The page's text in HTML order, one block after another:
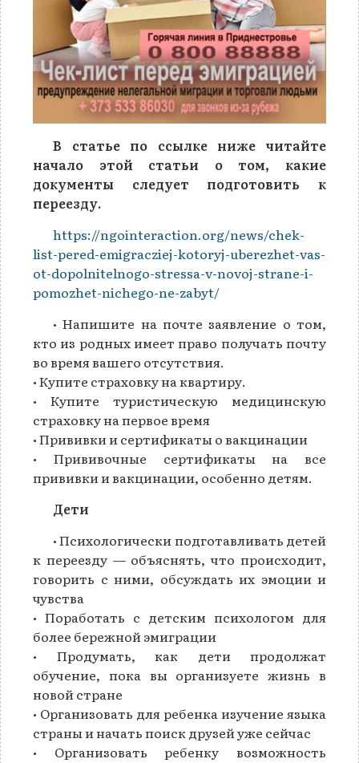
В статье по ссылке ниже читайте
начало этой статьи о том, какие
документы следует подготовить к
переезду.
https://ngointeraction.org/news/chek-
list-pered-emigracziej-kotoryj-uberezhet-vas-
ot-dopolnitelnogo-stressa-v-novoj-strane-i-
pomozhet-nichego-ne-zabyt/
• Напишите на почте заявление о том,
кто из родных имеет право получать почту
во время вашего отсутствия.
• Купите страховку на квартиру.
• Купите туристическую медицинскую
страховку на первое время
• Прививки и сертификаты о вакцинации
• Прививочные сертификаты на все
прививки и вакцинации, особенно детям.
Дети
• Психологически подготавливать детей
к переезду — объяснять, что происходит,
говорить с ними, обсуждать их эмоции и
чувства
• Поработать с детским психологом для
более бережной эмиграции
• Продумать, как дети продолжат
обучение, пока вы организуете жизнь в
новой стране
• Организовать для ребенка изучение языка
страны и начать поиск друзей уже сейчас
• Организовать ребенку возможность